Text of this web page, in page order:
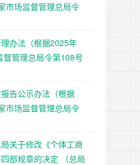
市场监督管理总局令
办法（根据2025年
管理总局令第108号
告公示办法（根据
市场监督管理总局令
关于修改《个体工商
部规章的决定 （总局